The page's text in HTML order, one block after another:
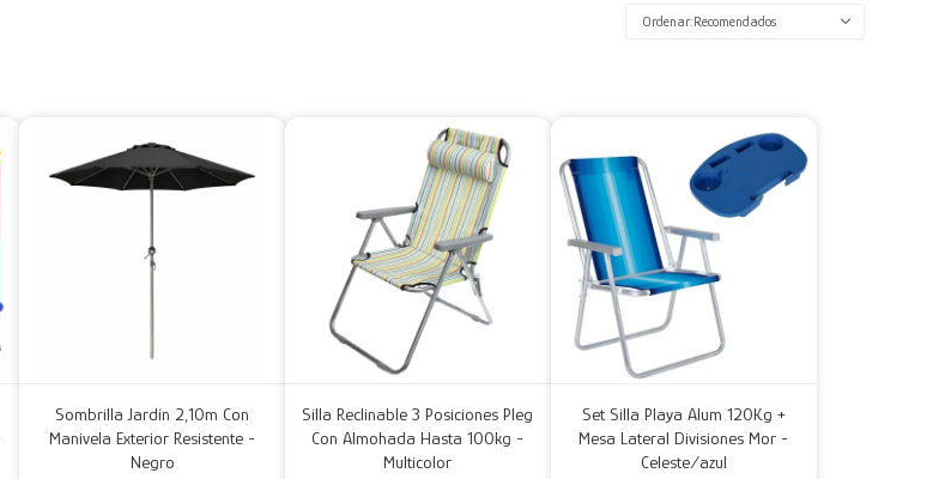
Recomendados
Sombrilla Jardín 2,10m Con
Manivela Exterior Resistente -
Negro
Silla Reclinable 3 Posiciones Pleg
Con Almohada Hasta 100kg -
Multicolor
Set Silla Playa Alum 120Kg +
Mesa Lateral Divisiones Mor -
Celeste/azul